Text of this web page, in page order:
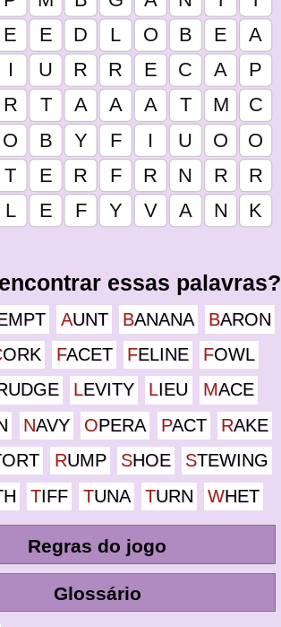
essas palavras?
AUNT BANANA
BARON
CORK FACET FELINE
FOWL
LEVITY LIEU
MACE
NAVY OPERA PACT
RAKE
RUMP SHOE
STEWING
TIFF TUNA TURN WHET
Regras do jogo
Glossário